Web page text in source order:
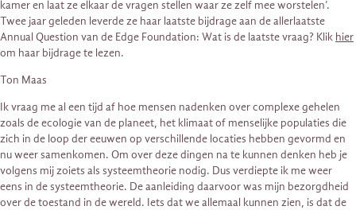
kamer en laat ze elkaar de vragen stellen waar ze zelf mee worstelen’.
Twee jaar geleden leverde ze haar laatste bijdrage aan de allerlaatste
Annual Question van de Edge Foundation: Wat is de laatste vraag? Klik hier
om haar bijdrage te lezen.
Ton Maas
Ik vraag me al een tijd af hoe mensen nadenken over complexe gehelen
zoals de ecologie van de planeet, het klimaat of menselijke populaties die
zich in de loop der eeuwen op verschillende locaties hebben gevormd en
nu weer samenkomen. Om over deze dingen na te kunnen denken heb je
volgens mij zoiets als systeemtheorie nodig. Dus verdiepte ik me weer
eens in de systeemtheorie. De aanleiding daarvoor was mijn bezorgdheid
over de toestand in de wereld. Iets dat we allemaal kunnen zien, is dat de